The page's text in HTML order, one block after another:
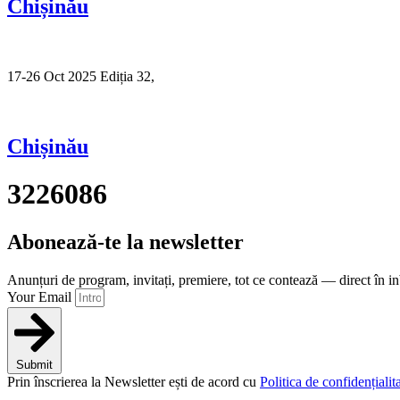
Chișinău
17-26 Oct 2025 Ediția 32,
Chișinău
3226086
Abonează-te la newsletter
Anunțuri de program, invitați, premiere, tot ce contează — direct în
Your Email
Submit
Prin înscrierea la Newsletter ești de acord cu Politica de